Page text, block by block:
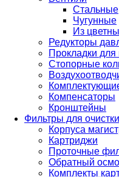
Стальные
Чугунные
Из
Редукторы
Прокладки для
Стопорные
Компенсаторы
Кронштейны
Фильтры для
Корпуса
Картриджи
Проточные
Обратный
Комплекты